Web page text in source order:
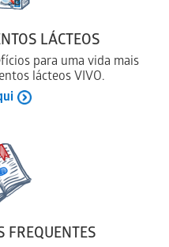
LÁCTEOS
para uma vida mais
lácteos VIVO.
FREQUENTES